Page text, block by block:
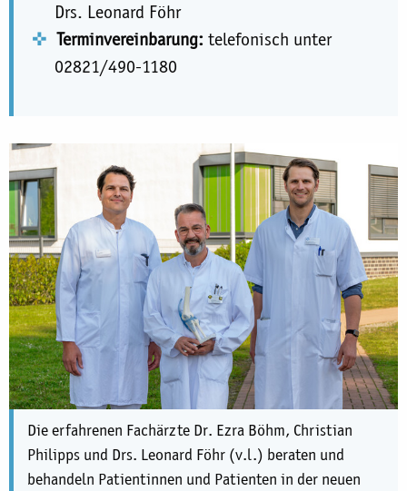
Drs. Leonard Föhr
Terminvereinbarung: telefonisch unter
02821/490-1180
Die erfahrenen Fachärzte Dr. Ezra Böhm, Christian
Philipps und Drs. Leonard Föhr (v.l.) beraten und
behandeln Patientinnen und Patienten in der neuen